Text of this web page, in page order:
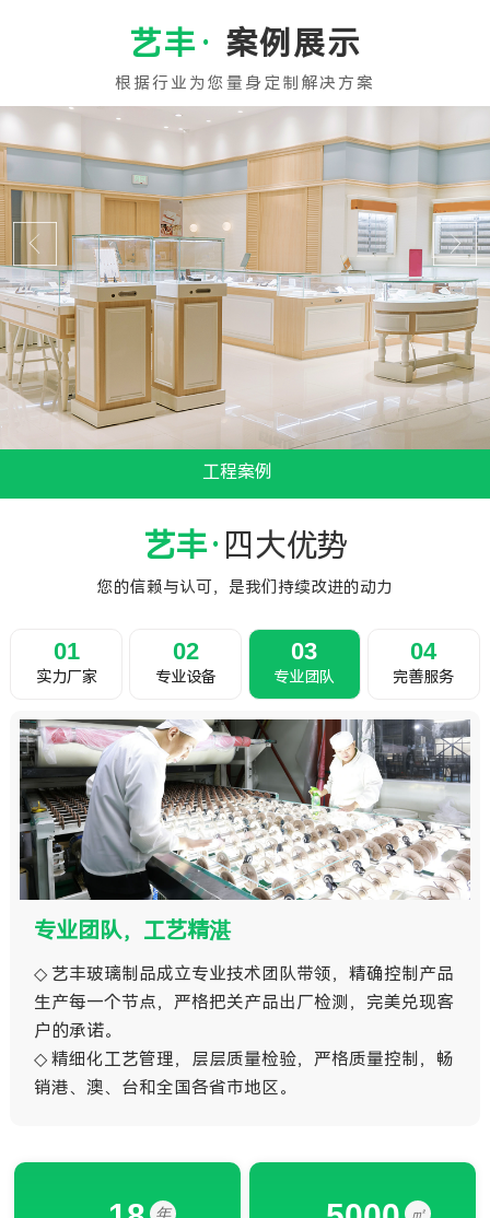
案例展示
工程案例
艺丰· 四大优势
您的信赖与认可，是我们持续改进的动力
01
实力厂家
02
专业设备
03
专业团队
04
完善服务
专业团队，工艺精湛
◇ 艺丰玻璃制品成立专业技术团队带领，精确控制产品
生产每一个节点，严格把关产品出厂检测，完美兑现客
户的承诺。
◇ 精细化工艺管理，层层质量检验，严格质量控制，畅
销港、澳、台和全国各省市地区。
年 ㎡